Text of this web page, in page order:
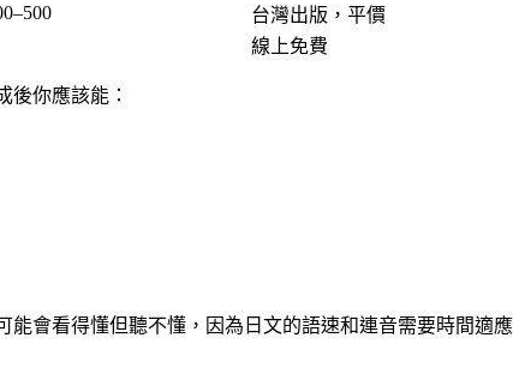
台灣出版，平價
線上免費
後你應該能：
會看得懂但聽不懂，因為日文的語速和連音需要時間適